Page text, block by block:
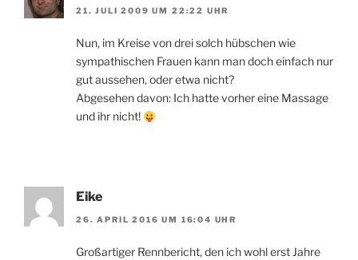
21. JULI 2009 UM 22:22 UHR
Nun, im Kreise von drei solch hübschen wie
sympathischen Frauen kann man doch einfach nur
gut aussehen, oder etwa nicht?
Abgesehen davon: Ich hatte vorher eine Massage
und ihr nicht!
Eike
26. APRIL 2016 UM 16:04 UHR
Großartiger Rennbericht, den ich wohl erst Jahre